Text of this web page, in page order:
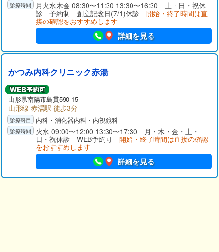
月火水木金 08:30〜11:30 13:30〜16:30 土・日・祝休
診 予約制 創立記念日(7/1)休診 開始・終了時間は直
接の確認をおすすめします
詳細を見る
かつみ内科クリニック赤湯
山形県南陽市島貫590-15
山形線 赤湯駅 徒歩3分
内科・消化器内科・内視鏡科
火水 09:00〜12:00 13:30〜17:30 月・木・金・土・
日・祝休診 WEB予約可 開始・終了時間は直接の確認
をおすすめします
詳細を見る